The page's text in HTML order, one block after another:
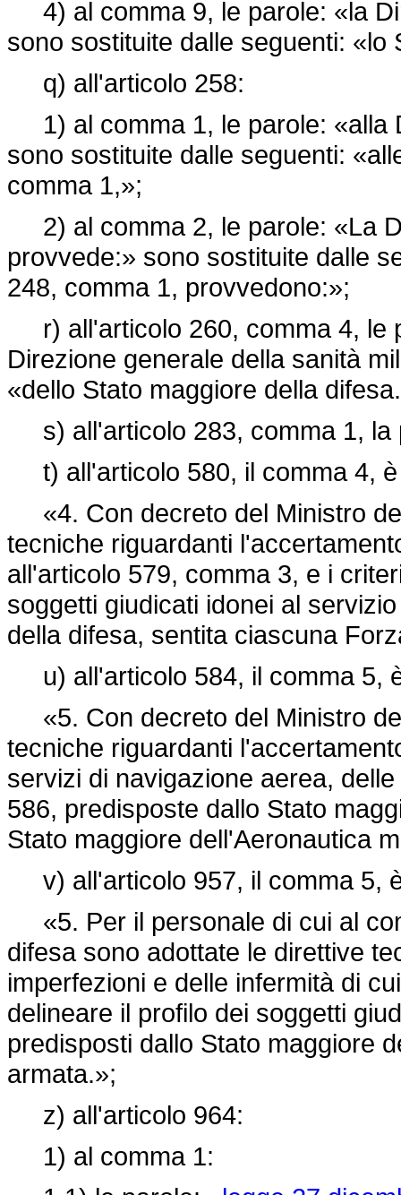
4) al comma 9, le parole: «la
sono sostituite dalle seguenti: «lo
q) all'articolo 258:
1) al comma 1, le parole: «alla
sono sostituite dalle seguenti:
comma 1,»;
2) al comma 2, le parole: «La
provvede:» sono sostituite dalle
248, comma 1, provvedono:»;
r) all'articolo 260, comma 4, le
Direzione generale della sanità
«dello Stato maggiore della
s) all'articolo 283, comma 1, la
t) all'articolo 580, il comma 4, è
«4. Con decreto del Ministro
tecniche riguardanti
all'articolo 579, comma 3, e i
soggetti giudicati idonei al
della difesa, sentita ciascuna
u) all'articolo 584, il comma 5,
«5. Con decreto del Ministro
tecniche riguardanti
servizi di navigazione aerea,
586, predisposte dallo Stato
Stato maggiore dell'Aeronautica
v) all'articolo 957, il comma 5,
«5. Per il personale di cui al
difesa sono adottate le direttive
imperfezioni e delle infermità di
delineare il profilo dei soggetti
predisposti dallo Stato maggiore
armata.»;
z) all'articolo 964:
1) al comma 1: